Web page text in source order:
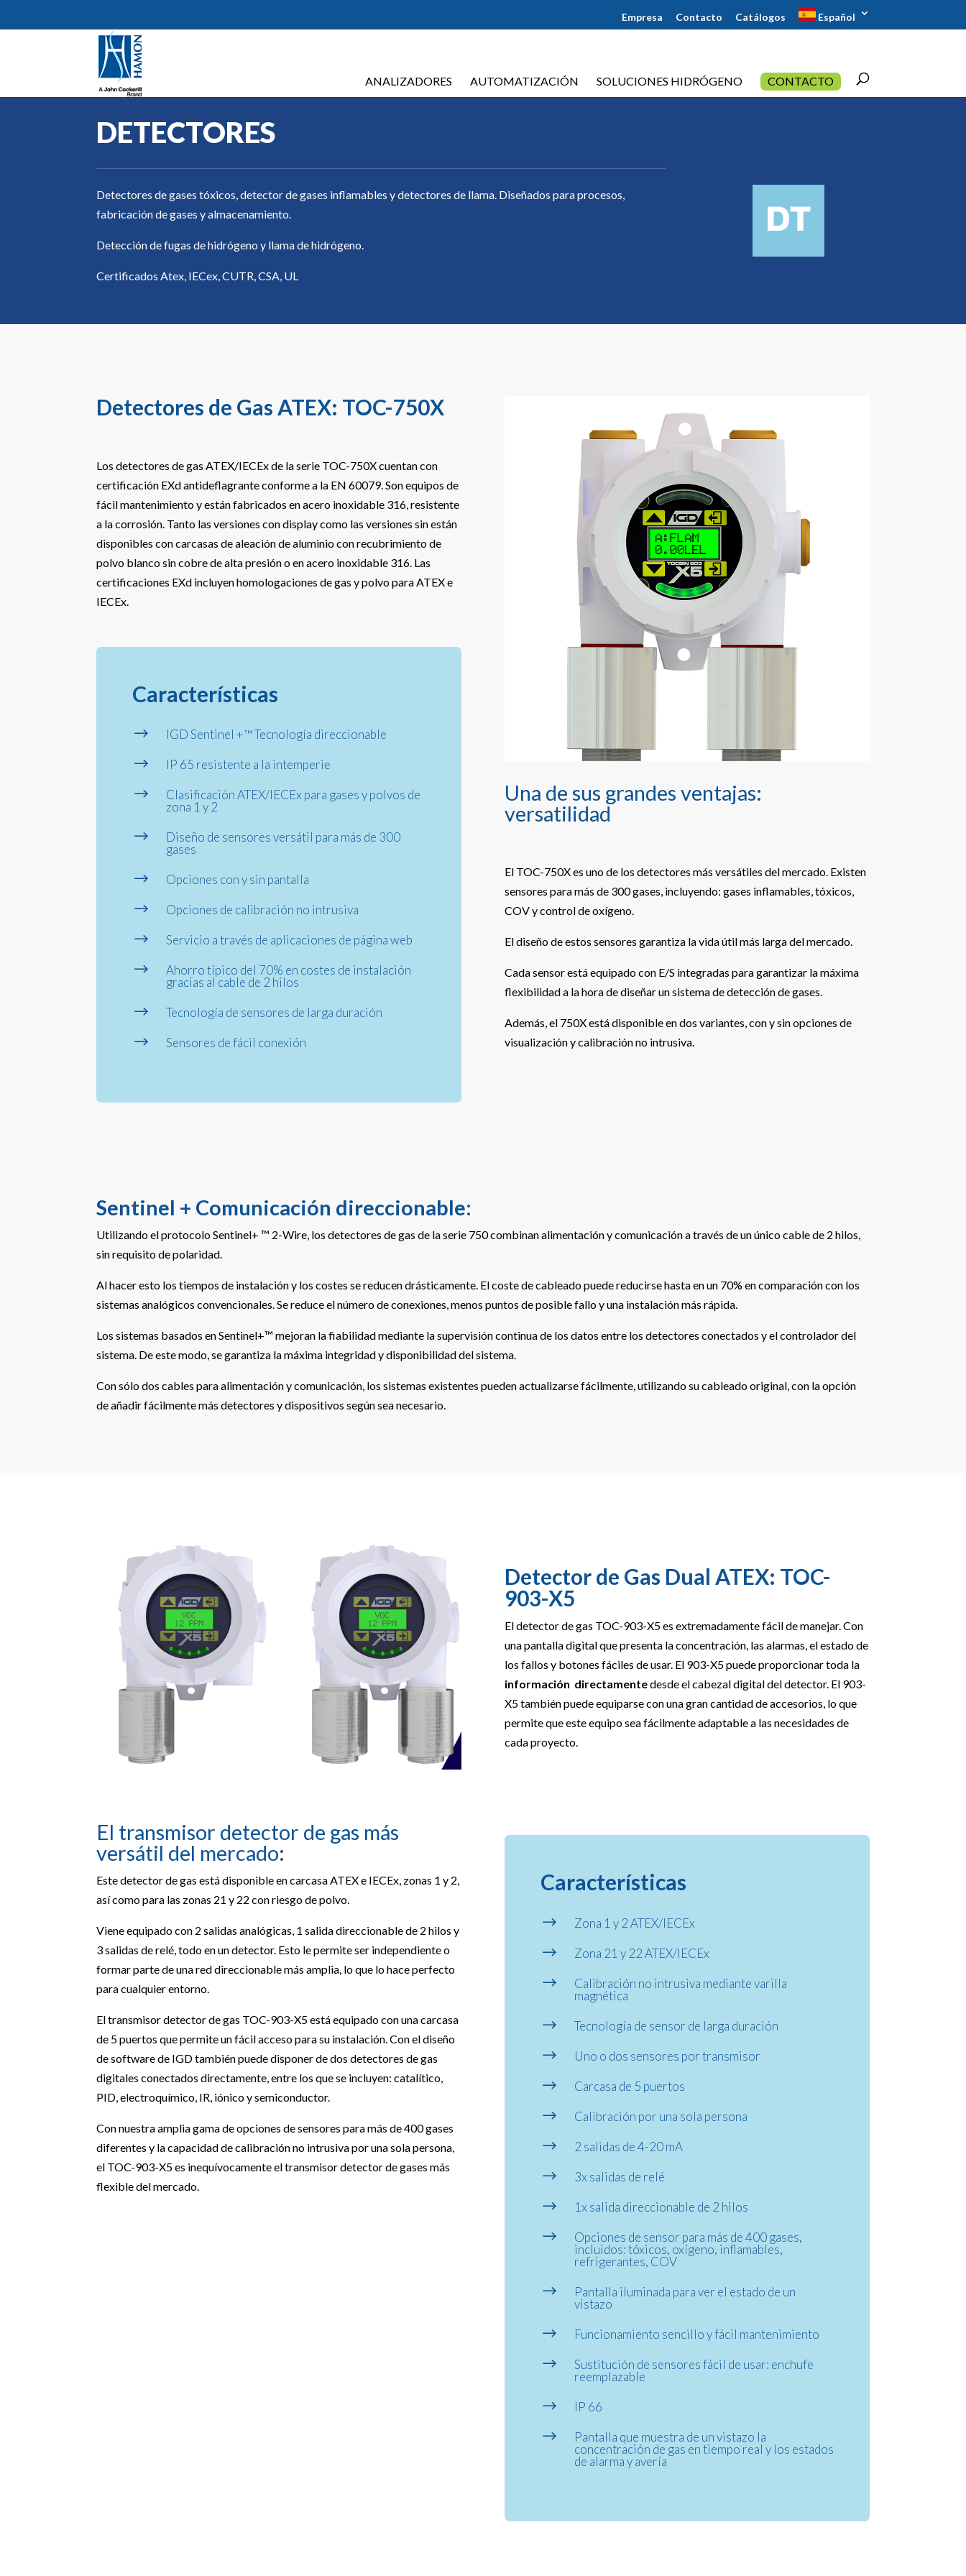
Empresa Contacto Catálogos Español
ANALIZADORES AUTOMATIZACIÓN SOLUCIONES HIDRÓGENO CONTACTO
DETECTORES
Detectores de gases tóxicos, detector de gases inflamables y detectores de llama. Diseñados para procesos,
fabricación de gases y almacenamiento.
Detección de fugas de hidrógeno y llama de hidrógeno.
Certificados Atex, IECex, CUTR, CSA, UL
Detectores de Gas ATEX: TOC-750X
Los detectores de gas ATEX/IECEx de la serie TOC-750X cuentan con
certificación EXd antideflagrante conforme a la EN 60079. Son equipos de
fácil mantenimiento y están fabricados en acero inoxidable 316, resistente
a la corrosión. Tanto las versiones con display como las versiones sin están
disponibles con carcasas de aleación de aluminio con recubrimiento de
polvo blanco sin cobre de alta presión o en acero inoxidable 316. Las
certificaciones EXd incluyen homologaciones de gas y polvo para ATEX e
IECEx.
Características
$ IGD Sentinel +™ Tecnología direccionable
$ IP 65 resistente a la intemperie
$
Clasificación ATEX/IECEx para gases y polvos de
zona 1 y 2
$
Diseño de sensores versátil para más de 300
gases
$ Opciones con y sin pantalla
$ Opciones de calibración no intrusiva
$ Servicio a través de aplicaciones de página web
$
Ahorro típico del 70% en costes de instalación
gracias al cable de 2 hilos
$ Tecnología de sensores de larga duración
$ Sensores de fácil conexión
Una de sus grandes ventajas:
versatilidad
El TOC-750X es uno de los detectores más versátiles del mercado. Existen
sensores para más de 300 gases, incluyendo: gases inflamables, tóxicos,
COV y control de oxígeno.
El diseño de estos sensores garantiza la vida útil más larga del mercado.
Cada sensor está equipado con E/S integradas para garantizar la máxima
flexibilidad a la hora de diseñar un sistema de detección de gases.
Además, el 750X está disponible en dos variantes, con y sin opciones de
visualización y calibración no intrusiva.
Sentinel + Comunicación direccionable:
Utilizando el protocolo Sentinel+ ™ 2-Wire, los detectores de gas de la serie 750 combinan alimentación y comunicación a través de un único cable de 2 hilos,
sin requisito de polaridad.
Al hacer esto los tiempos de instalación y los costes se reducen drásticamente. El coste de cableado puede reducirse hasta en un 70% en comparación con los
sistemas analógicos convencionales. Se reduce el número de conexiones, menos puntos de posible fallo y una instalación más rápida.
Los sistemas basados en Sentinel+™ mejoran la fiabilidad mediante la supervisión continua de los datos entre los detectores conectados y el controlador del
sistema. De este modo, se garantiza la máxima integridad y disponibilidad del sistema.
Con sólo dos cables para alimentación y comunicación, los sistemas existentes pueden actualizarse fácilmente, utilizando su cableado original, con la opción
de añadir fácilmente más detectores y dispositivos según sea necesario.
El transmisor detector de gas más
versátil del mercado:
Este detector de gas está disponible en carcasa ATEX e IECEx, zonas 1 y 2,
así como para las zonas 21 y 22 con riesgo de polvo.
Viene equipado con 2 salidas analógicas, 1 salida direccionable de 2 hilos y
3 salidas de relé, todo en un detector. Esto le permite ser independiente o
formar parte de una red direccionable más amplia, lo que lo hace perfecto
para cualquier entorno.
El transmisor detector de gas TOC-903-X5 está equipado con una carcasa
de 5 puertos que permite un fácil acceso para su instalación. Con el diseño
de software de IGD también puede disponer de dos detectores de gas
digitales conectados directamente, entre los que se incluyen: catalítico,
PID, electroquímico, IR, iónico y semiconductor.
Con nuestra amplia gama de opciones de sensores para más de 400 gases
diferentes y la capacidad de calibración no intrusiva por una sola persona,
el TOC-903-X5 es inequívocamente el transmisor detector de gases más
flexible del mercado.
Detector de Gas Dual ATEX: TOC-
903-X5
El detector de gas TOC-903-X5 es extremadamente fácil de manejar. Con
una pantalla digital que presenta la concentración, las alarmas, el estado de
los fallos y botones fáciles de usar. El 903-X5 puede proporcionar toda la
información directamentedesde el cabezal digital del detector. El 903-
X5 también puede equiparse con una gran cantidad de accesorios, lo que
permite que este equipo sea fácilmente adaptable a las necesidades de
cada proyecto.
Características
$ Zona 1 y 2 ATEX/IECEx
$ Zona 21 y 22 ATEX/IECEx
$
Calibración no intrusiva mediante varilla
magnética
$ Tecnología de sensor de larga duración
$ Uno o dos sensores por transmisor
$ Carcasa de 5 puertos
$ Calibración por una sola persona
$ 2 salidas de 4-20 mA
$ 3x salidas de relé
$ 1x salida direccionable de 2 hilos
$
Opciones de sensor para más de 400 gases,
incluidos: tóxicos, oxígeno, inflamables,
refrigerantes, COV
$
Pantalla iluminada para ver el estado de un
vistazo
$ Funcionamiento sencillo y fácil mantenimiento
$
Sustitución de sensores fácil de usar: enchufe
reemplazable
$ IP 66
$
Pantalla que muestra de un vistazo la
concentración de gas en tiempo real y los estados
de alarma y avería